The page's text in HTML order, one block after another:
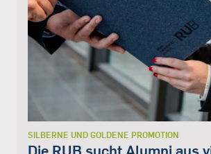
SILBERNE UND GOLDENE PROMOTION
Die RUB sucht Alumni aus